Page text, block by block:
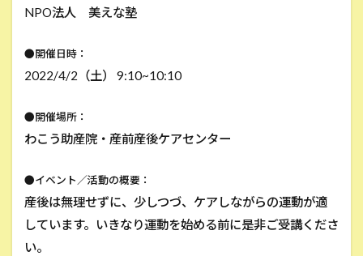
NPO法人 美えな塾
●開催日時：
2022/4/2（土） 9:10~10:10
●開催場所：
わこう助産院・産前産後ケアセンター
●イベント／活動の概要：
産後は無理せずに、少しつづ、ケアしながらの運動が適
しています。いきなり運動を始める前に是非ご受講くださ
い。